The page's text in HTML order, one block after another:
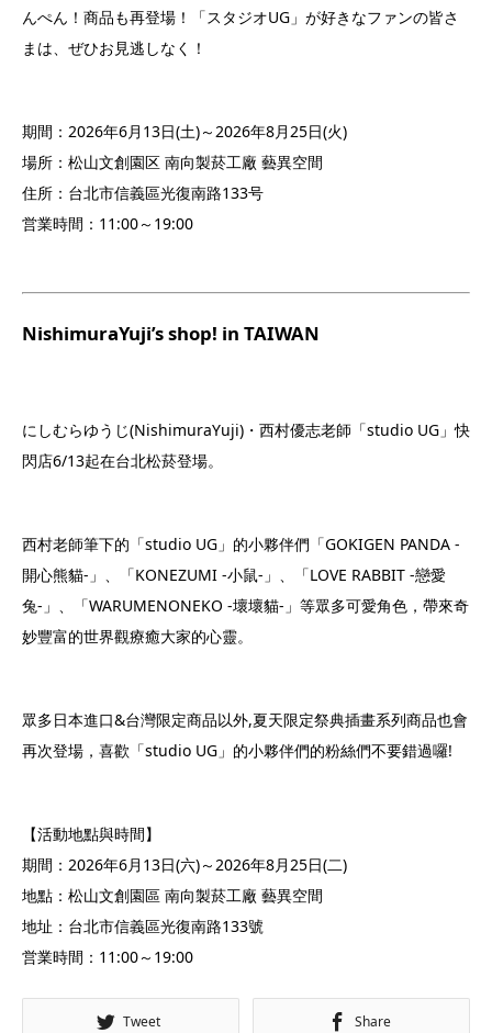
んぺん！商品も再登場！「スタジオUG」が好きなファンの皆さ
まは、ぜひお見逃しなく！
期間：2026年6月13日(土)～2026年8月25日(火)
場所：松山文創園区 南向製菸工廠 藝異空間
住所：台北市信義區光復南路133号
営業時間：11:00～19:00
NishimuraYuji’s shop! in TAIWAN
にしむらゆうじ(NishimuraYuji)・西村優志老師「studio UG」快
閃店6/13起在台北松菸登場。
西村老師筆下的「studio UG」的小夥伴們「GOKIGEN PANDA -
開心熊貓-」、「KONEZUMI -小鼠-」、「LOVE RABBIT -戀愛
兔-」、「WARUMENONEKO -壞壞貓-」等眾多可愛角色，帶來奇
妙豐富的世界觀療癒大家的心靈。
眾多日本進口&台灣限定商品以外,夏天限定祭典插畫系列商品也會
再次登場，喜歡「studio UG」的小夥伴們的粉絲們不要錯過囉!
【活動地點與時間】
期間：2026年6月13日(六)～2026年8月25日(二)
地點：松山文創園區 南向製菸工廠 藝異空間
地址：台北市信義區光復南路133號
営業時間：11:00～19:00
Tweet Share